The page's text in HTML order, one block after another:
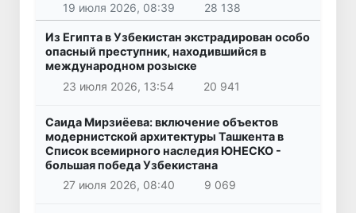
19 июля 2026, 08:39 28 138
Из Египта в Узбекистан экстрадирован особо
опасный преступник, находившийся в
международном розыске
23 июля 2026, 13:54
20 941
Саида Мирзиёева: включение объектов
модернистской архитектуры Ташкента в
Список всемирного наследия ЮНЕСКО -
большая победа Узбекистана
27 июля 2026, 08:40
9 069